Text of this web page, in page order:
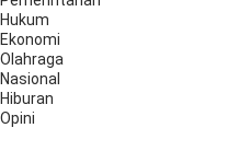
Hukum
Ekonomi
Olahraga
Nasional
Hiburan
Opini